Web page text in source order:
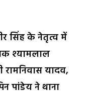
सिंह के नेतृत्व में
श्यामलाल
रामनिवास यादव,
पांडेय ने थाना